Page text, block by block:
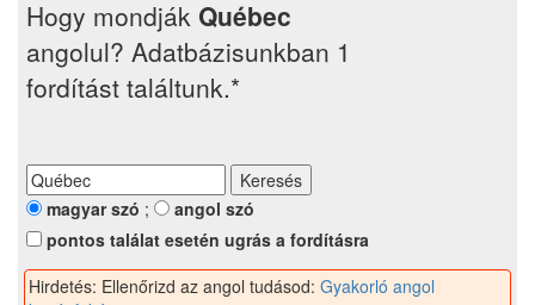
Hogy mondják Québec
angolul? Adatbázisunkban 1
fordítást találtunk.*
magyar szó ;
angol szó
pontos találat esetén ugrás a fordításra
Hirdetés: Ellenőrizd az angol tudásod: Gyakorló angol